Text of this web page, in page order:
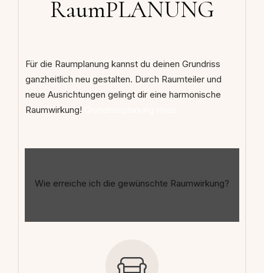
RaumPLANUNG
Für die Raumplanung kannst du deinen Grundriss
ganzheitlich neu gestalten. Durch Raumteiler und
neue Ausrichtungen gelingt dir eine harmonische
Raumwirkung!
Wie erreiche ich die gewünschte Raumwirkung?